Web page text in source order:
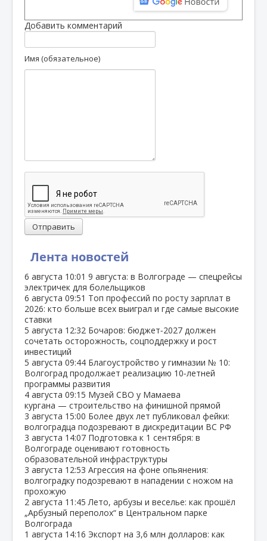
Лента новостей
6 августа 10:01 9 августа: в Волгограде — спецрейсы
электричек для болельщиков
6 августа 09:51 Топ профессий по росту зарплат в
2026: кто больше всех выиграл и где самые высокие
ставки
5 августа 12:32 Бочаров: бюджет‑2027 должен
сочетать осторожность, соцподдержку и рост
инвестиций
5 августа 09:44 Благоустройство у гимназии № 10:
Волгоград продолжает реализацию 10‑летней
программы развития
4 августа 09:15 Музей СВО у Мамаева
кургана — строительство на финишной прямой
3 августа 15:00 Более двух лет публиковал фейки:
волгоградца подозревают в дискредитации ВС РФ
3 августа 14:07 Подготовка к 1 сентября: в
Волгограде оценивают готовность
образовательной инфраструктуры
3 августа 12:53 Агрессия на фоне опьянения:
волгоградку подозревают в нападении с ножом на
прохожую
2 августа 11:45 Лето, арбузы и веселье: как прошёл
„Арбузный переполох“ в Центральном парке
Волгограда
1 августа 14:16 Экспорт на 3,6 млн долларов: как
Добавить комментарий
Имя (обязательное)
Отправить